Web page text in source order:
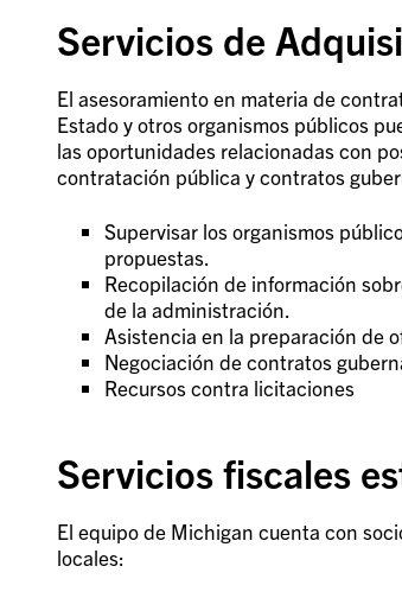
Servicios de
El asesoramiento en materia de
Estado y otros organismos públicos
las oportunidades relacionadas con
contratación pública y contratos
Supervisar los organismos
propuestas.
Recopilación de información
de la administración.
Asistencia en la preparación de
Negociación de contratos
Recursos contra licitaciones
Servicios fiscales
El equipo de Michigan cuenta con
locales: